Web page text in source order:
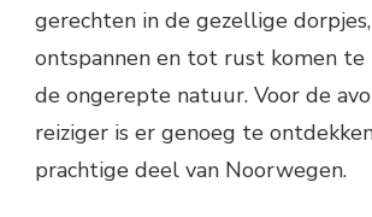
gerechten in de gezellige
ontspannen en tot rust komen te
de ongerepte natuur. Voor de
reiziger is er genoeg te
prachtige deel van Noorwegen.